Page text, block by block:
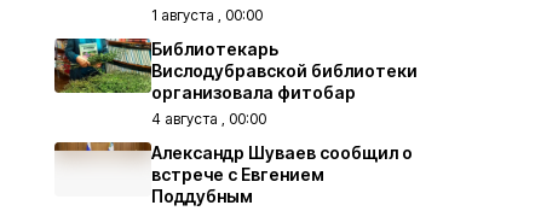
1 августа , 00:00
Библиотекарь
Вислодубравской библиотеки
организовала фитобар
4 августа , 00:00
Александр Шуваев сообщил о
встрече с Евгением
Поддубным